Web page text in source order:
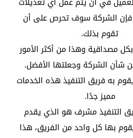
فإن الشركة سوف تحرص على أن
تقوم بذلك.
مصداقية وهذا من أكثر الأمور
شأن الشركة وجعلتها الأفضل.
به فريق التنفيذ هذه الخدمات
مميز جدًا.
التنفيذ مشرف هو الذي يقدم
بها كل واحد من الفريق، هذا